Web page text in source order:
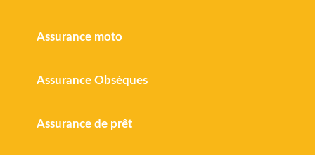
Assurance moto
Assurance Obsèques
Assurance de prêt